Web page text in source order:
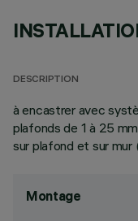
DESCRIPTION
à encastrer avec
plafonds de 1 à 25
sur plafond et sur mur
Montage